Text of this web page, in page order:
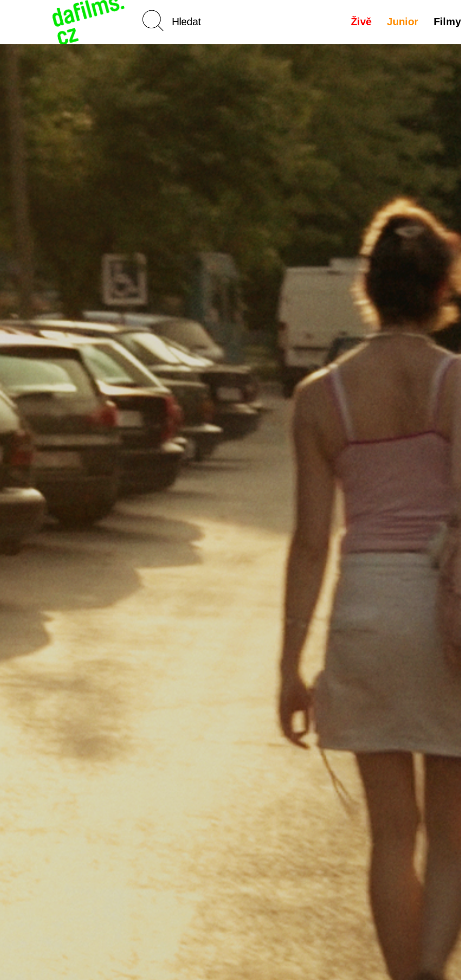
Živě Junior Filmy